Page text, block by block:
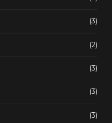
(3)
(2)
(3)
(3)
(3)